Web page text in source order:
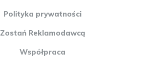
Polityka prywatności
Zostań Reklamodawcą
Współpraca